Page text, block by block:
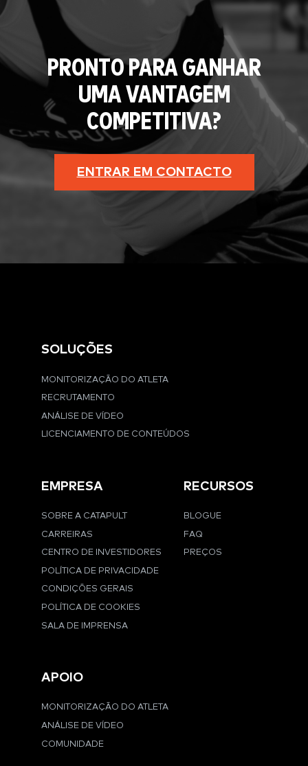
PRONTO PARA GANHAR
UMA VANTAGEM
COMPETITIVA?
ENTRAR EM CONTACTO
SOLUÇÕES
MONITORIZAÇÃO DO ATLETA
RECRUTAMENTO
ANÁLISE DE VÍDEO
LICENCIAMENTO DE CONTEÚDOS
EMPRESA
SOBRE A CATAPULT
CARREIRAS
CENTRO DE INVESTIDORES
POLÍTICA DE PRIVACIDADE
CONDIÇÕES GERAIS
POLÍTICA DE COOKIES
SALA DE IMPRENSA
RECURSOS
BLOGUE
FAQ
PREÇOS
APOIO
MONITORIZAÇÃO DO ATLETA
ANÁLISE DE VÍDEO
COMUNIDADE